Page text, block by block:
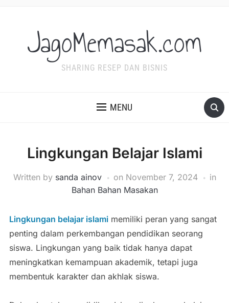
JagoMemasak.com
SHARING RESEP DAN BISNIS
MENU
Lingkungan Belajar Islami
Written by sanda ainov on November 7, 2024
in
Bahan Bahan Masakan
Lingkungan belajar islamimemiliki peran yang sangat
penting dalam perkembangan pendidikan seorang
siswa. Lingkungan yang baik tidak hanya dapat
meningkatkan kemampuan akademik, tetapi juga
membentuk karakter dan akhlak siswa.